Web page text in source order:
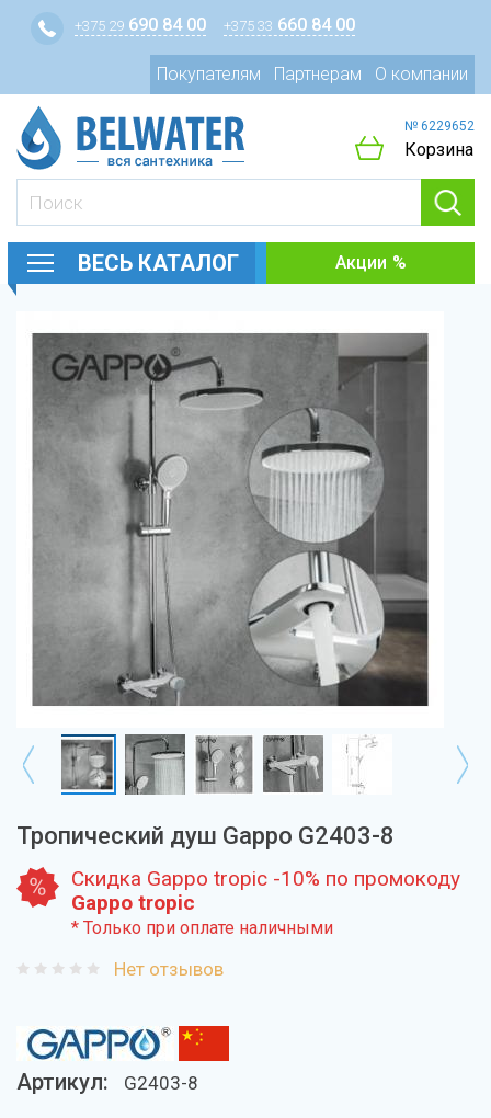
+375 29 690 84 00 +375 33 660 84 00
Покупателям Партнерам О компании
№ 6229652
Корзина
ВЕСЬ КАТАЛОГ Акции
Тропический душ Gappo G2403-8
Скидка Gappo tropic -10% по промокоду
Gappo tropic
* Только при оплате наличными
Нет отзывов
Артикул: G2403-8